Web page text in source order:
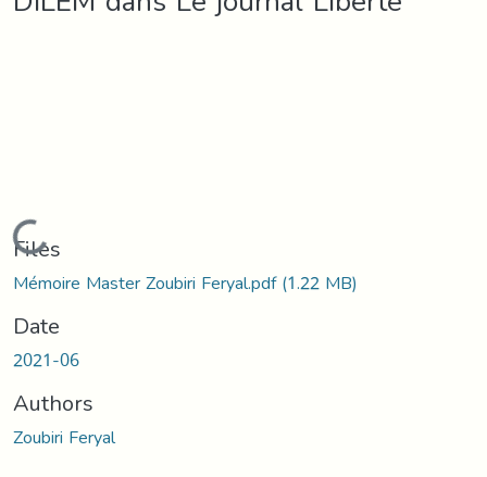
Loading...
Files
Mémoire Master Zoubiri Feryal.pdf(1.22 MB)
Date
2021-06
Authors
Zoubiri Feryal